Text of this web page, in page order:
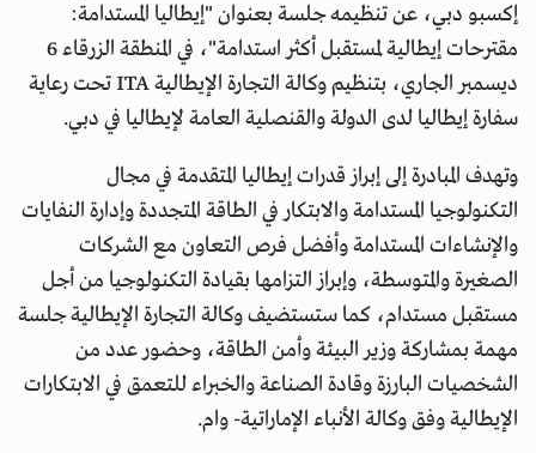
إكسبو دبي، عن تنظيمه جلسة بعنوان "إيطاليا المستدامة:
مقترحات إيطالية لمستقبل أكثر استدامة"، في المنطقة الزرقاء 6
ديسمبر الجاري، بتنظيم وكالة التجارة الإيطالية ITA تحت رعاية
سفارة إيطاليا لدى الدولة والقنصلية العامة لإيطاليا في دبي.
وتهدف المبادرة إلى إبراز قدرات إيطاليا المتقدمة في مجال
التكنولوجيا المستدامة والابتكار في الطاقة المتجددة وإدارة النفايات
والإنشاءات المستدامة وأفضل فرص التعاون مع الشركات
الصغيرة والمتوسطة، وإبراز التزامها بقيادة التكنولوجيا من أجل
مستقبل مستدام، كما ستستضيف وكالة التجارة الإيطالية جلسة
مهمة بمشاركة وزير البيئة وأمن الطاقة، وحضور عدد من
الشخصيات البارزة وقادة الصناعة والخبراء للتعمق في الابتكارات
الإيطالية وفق وكالة الأنباء الإماراتية- وام.